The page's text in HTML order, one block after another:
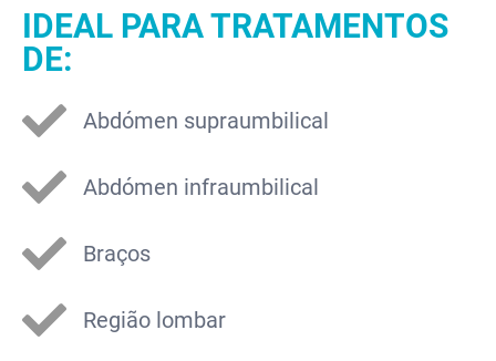
IDEAL PARA TRATAMENTOS
DE:
Abdómen supraumbilical
Abdómen infraumbilical
Braços
Região lombar